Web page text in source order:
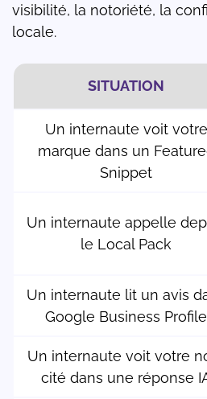
visibilité, la notoriété, la
locale.
SITUATION
Un internaute voit votre
marque dans un
Snippet
Un internaute appelle
le Local Pack
Un internaute lit un avis
Google Business Profile
Un internaute voit votre
cité dans une réponse